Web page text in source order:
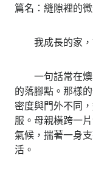
篇名：縫隙裡的
我成長的家，
一句話常在燠
的落腳點。那樣
密度與門外不同
服。母親橫跨一
氣候，揣著一身
活。